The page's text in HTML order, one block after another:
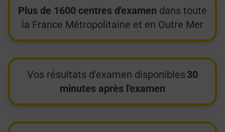
Plus de 1600 centres d'examen dans toute
la France Métropolitaine et en Outre Mer
Vos résultats d'examen disponibles 30
minutes après l'examen